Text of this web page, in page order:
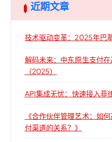
近期文章
技术驱动变革：2025年巴
解码未来：中东原生支付
（2025）
API集成无忧：快速接入菲
《合作伙伴管理艺术：如
付渠道的关系？》